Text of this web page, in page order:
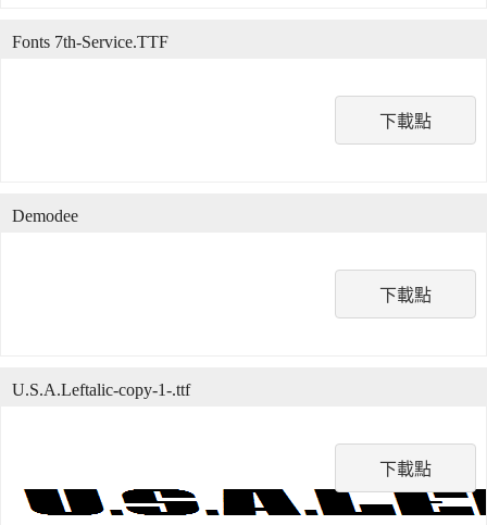
下載點
Fonts 7th-Service.TTF
下載點
Demodee
下載點
U.S.A.Leftalic-copy-1-.ttf